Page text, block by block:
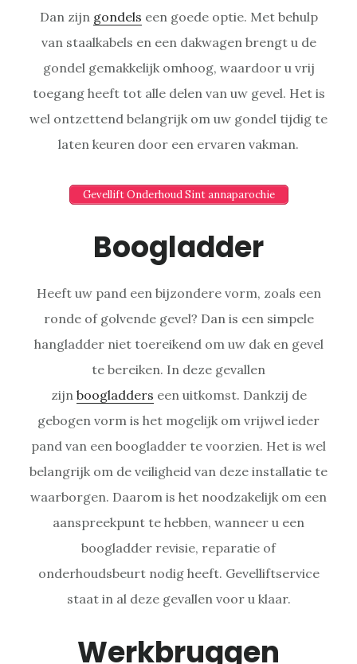
Dan zijn gondels een goede optie. Met behulp
van staalkabels en een dakwagen brengt u de
gondel gemakkelijk omhoog, waardoor u vrij
toegang heeft tot alle delen van uw gevel. Het is
wel ontzettend belangrijk om uw gondel tijdig te
laten keuren door een ervaren vakman.
Gevellift Onderhoud Sint annaparochie
Boogladder
Heeft uw pand een bijzondere vorm, zoals een
ronde of golvende gevel? Dan is een simpele
hangladder niet toereikend om uw dak en gevel
te bereiken. In deze gevallen
zijn boogladders een uitkomst. Dankzij de
gebogen vorm is het mogelijk om vrijwel ieder
pand van een boogladder te voorzien. Het is wel
belangrijk om de veiligheid van deze installatie te
waarborgen. Daarom is het noodzakelijk om een
aanspreekpunt te hebben, wanneer u een
boogladder revisie, reparatie of
onderhoudsbeurt nodig heeft. Gevelliftservice
staat in al deze gevallen voor u klaar.
Werkbruggen